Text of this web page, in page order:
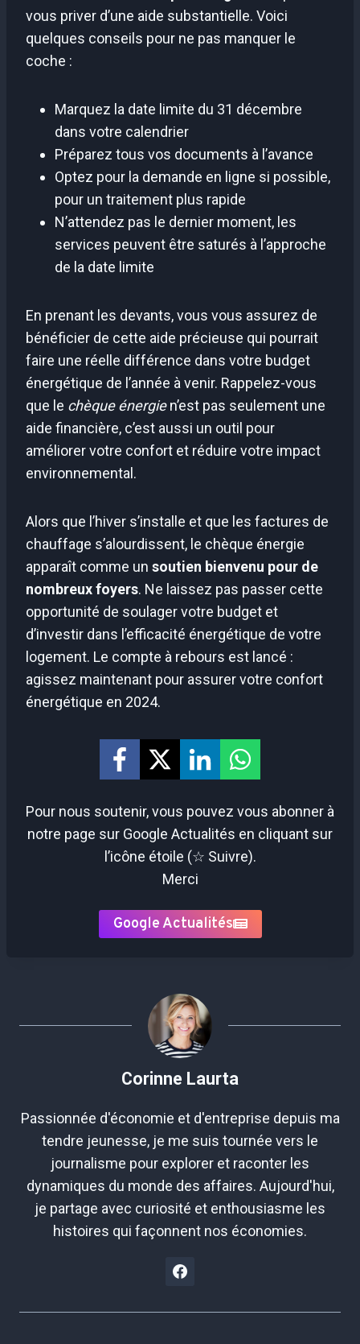
vous priver d’une aide substantielle. Voici
quelques conseils pour ne pas manquer le
coche :
Marquez la date limite du 31 décembre
dans votre calendrier
Préparez tous vos documents à l’avance
Optez pour la demande en ligne si possible,
pour un traitement plus rapide
N’attendez pas le dernier moment, les
services peuvent être saturés à l’approche
de la date limite
En prenant les devants, vous vous assurez de
bénéficier de cette aide précieuse qui pourrait
faire une réelle différence dans votre budget
énergétique de l’année à venir. Rappelez-vous
que le chèque énergien’est pas seulement une
aide financière, c’est aussi un outil pour
améliorer votre confort et réduire votre impact
environnemental.
Alors que l’hiver s’installe et que les factures de
chauffage s’alourdissent, le chèque énergie
apparaît comme un soutien bienvenu pour de
nombreux foyers. Ne laissez pas passer cette
opportunité de soulager votre budget et
d’investir dans l’efficacité énergétique de votre
logement. Le compte à rebours est lancé :
agissez maintenant pour assurer votre confort
énergétique en 2024.
Pour nous soutenir, vous pouvez vous abonner à
notre page sur Google Actualités en cliquant sur
l’icône étoile (☆ Suivre).
Merci
Google Actualités
Corinne Laurta
Passionnée d'économie et d'entreprise depuis ma
tendre jeunesse, je me suis tournée vers le
journalisme pour explorer et raconter les
dynamiques du monde des affaires. Aujourd'hui,
je partage avec curiosité et enthousiasme les
histoires qui façonnent nos économies.